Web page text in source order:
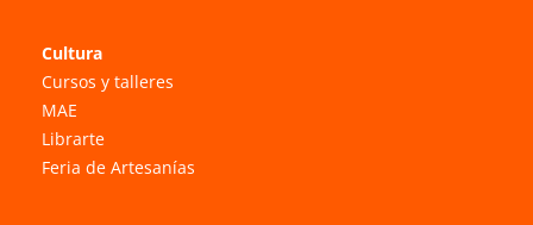
Cultura
Cursos y talleres
MAE
Librarte
Feria de Artesanías